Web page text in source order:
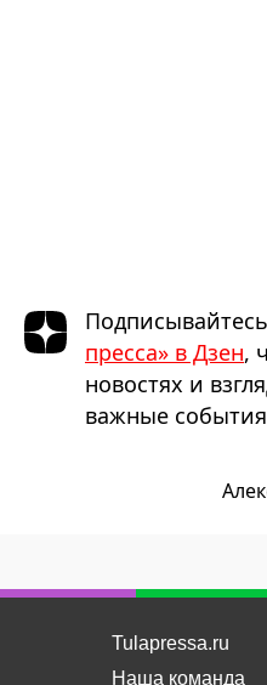
пресса» в Дзен,
новостях и
важные
Tulapressa.ru
Наша команда